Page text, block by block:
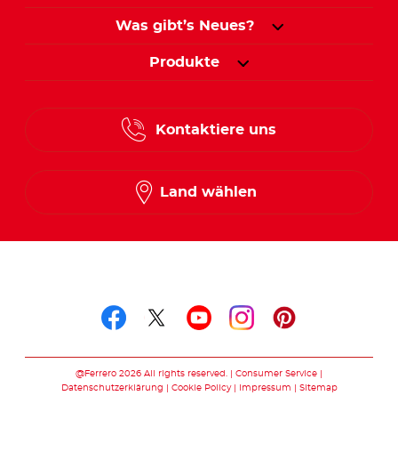
Was gibt’s Neues?
Produkte
Kontaktiere uns
Land wählen
@Ferrero 2026 All rights reserved.
Consumer Service
Datenschutzerklärung
Cookie Policy Impressum Sitemap